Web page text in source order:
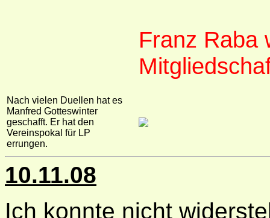
Franz Raba
Nach vielen Duellen hat es
Manfred Gotteswinter
geschafft. Er hat den
Vereinspokal für LP
errungen.
10.11.08
Ich konnte nicht